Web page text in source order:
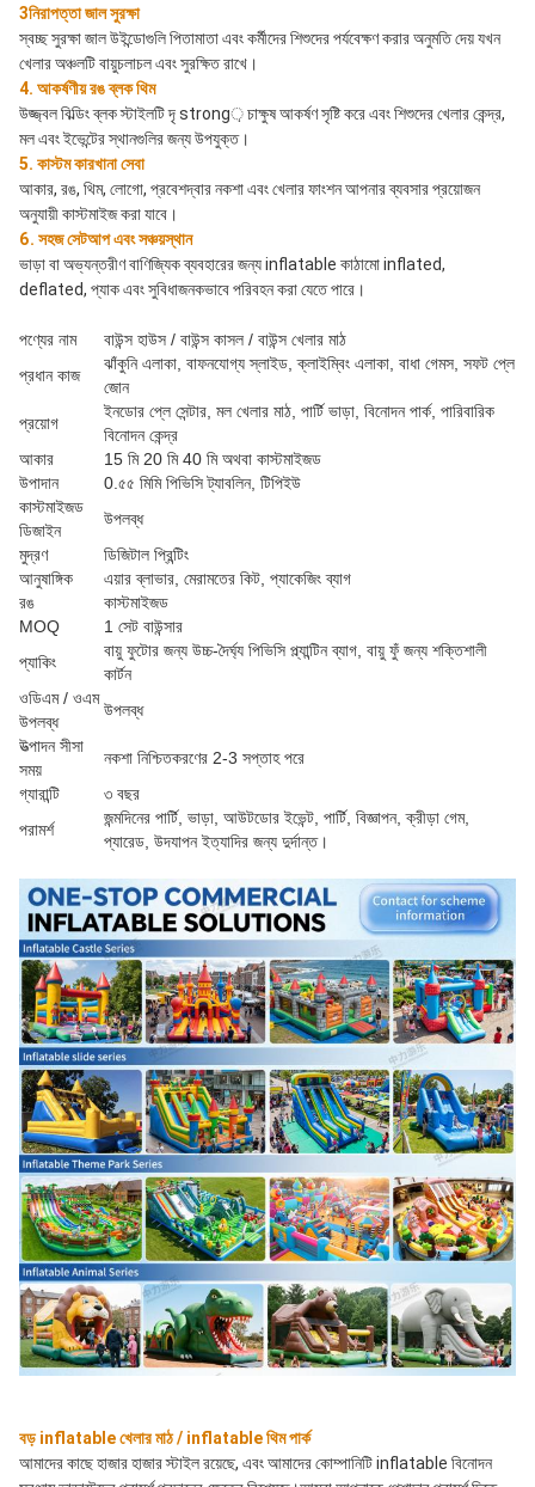
3নিরাপত্তা জাল সুরক্ষা
স্বচ্ছ সুরক্ষা জাল উইন্ডোগুলি পিতামাতা এবং কর্মীদের শিশুদের পর্যবেক্ষণ করার অনুমতি দেয় যখন
খেলার অঞ্চলটি বায়ুচলাচল এবং সুরক্ষিত রাখে।
4. আকর্ষণীয় রঙ ব্লক থিম
উজ্জ্বল বিল্ডিং ব্লক স্টাইলটি দৃ strong় চাক্ষুষ আকর্ষণ সৃষ্টি করে এবং শিশুদের খেলার কেন্দ্র,
মল এবং ইভেন্টের স্থানগুলির জন্য উপযুক্ত।
5. কাস্টম কারখানা সেবা
আকার, রঙ, থিম, লোগো, প্রবেশদ্বার নকশা এবং খেলার ফাংশন আপনার ব্যবসার প্রয়োজন
অনুযায়ী কাস্টমাইজ করা যাবে।
6. সহজ সেটআপ এবং সঞ্চয়স্থান
ভাড়া বা অভ্যন্তরীণ বাণিজ্যিক ব্যবহারের জন্য inflatable কাঠামো inflated,
deflated, প্যাক এবং সুবিধাজনকভাবে পরিবহন করা যেতে পারে।
পণ্যের নাম
বাউন্স হাউস / বাউন্স কাসল / বাউন্স খেলার মাঠ
প্রধান কাজ
ঝাঁকুনি এলাকা, বাফনযোগ্য স্লাইড, ক্লাইম্বিং এলাকা, বাধা গেমস, সফট প্লে
জোন
প্রয়োগ
ইনডোর প্লে সেন্টার, মল খেলার মাঠ, পার্টি ভাড়া, বিনোদন পার্ক, পারিবারিক
বিনোদন কেন্দ্র
আকার
15 মি 20 মি 40 মি অথবা কাস্টমাইজড
উপাদান
0.৫৫ মিমি পিভিসি ট্যাবলিন, টিপিইউ
কাস্টমাইজড
ডিজাইন
উপলব্ধ
মুদ্রণ
ডিজিটাল প্রিন্টিং
আনুষাঙ্গিক
এয়ার ব্লাভার, মেরামতের কিট, প্যাকেজিং ব্যাগ
রঙ
কাস্টমাইজড
MOQ
1 সেট বাউন্সার
প্যাকিং
বায়ু ফুটোর জন্য উচ্চ-দৈর্ঘ্য পিভিসি প্ল্যান্টিন ব্যাগ, বায়ু ফুঁ জন্য শক্তিশালী
কার্টন
ওডিএম / ওএম
উপলব্ধ
উপলব্ধ
উত্পাদন সীসা
সময়
নকশা নিশ্চিতকরণের 2-3 সপ্তাহ পরে
গ্যারান্টি
৩ বছর
পরামর্শ
জন্মদিনের পার্টি, ভাড়া, আউটডোর ইভেন্ট, পার্টি, বিজ্ঞাপন, ক্রীড়া গেম,
প্যারেড, উদযাপন ইত্যাদির জন্য দুর্দান্ত।
বড় inflatable খেলার মাঠ / inflatable থিম পার্ক
আমাদের কাছে হাজার হাজার স্টাইল রয়েছে, এবং আমাদের কোম্পানিটি inflatable বিনোদন